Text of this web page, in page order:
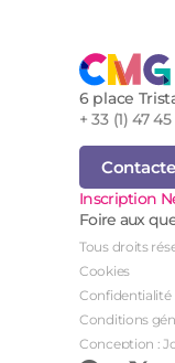
6 place
+ 33 (1) 47 45
Inscription
Foire aux
Tous droits
Cookies
Confidentialité
Conditions
Conception :